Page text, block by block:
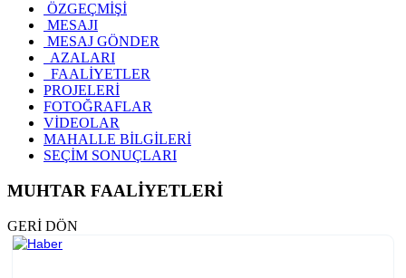
ÖZGEÇMİŞİ
MESAJI
MESAJ GÖNDER
AZALARI
FAALİYETLER
PROJELERİ
FOTOĞRAFLAR
VİDEOLAR
MAHALLE BİLGİLERİ
SEÇİM SONUÇLARI
MUHTAR FAALİYETLERİ
GERİ DÖN